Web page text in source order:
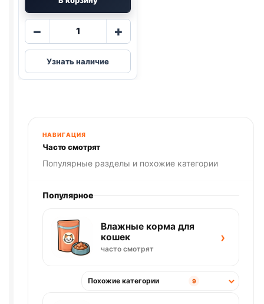
−
Количество
БАРС
ФОРТЕ
капли
блох
и
клещей,
-
мл
+
Узнать наличие
НАВИГАЦИЯ
Часто смотрят
Популярные разделы и похожие категории
Популярное
Влажные корма для
кошек
часто смотрят
›
Похожие категории 9